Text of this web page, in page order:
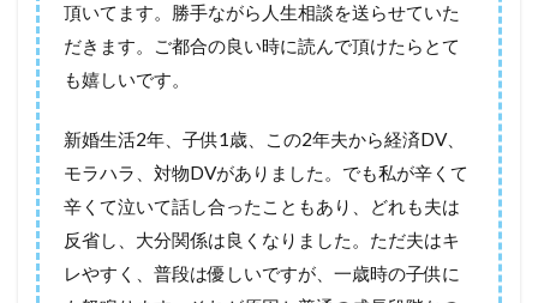
頂いてます。勝手ながら人生相談を送らせていた
だきます。ご都合の良い時に読んで頂けたらとて
も嬉しいです。
新婚生活2年、子供1歳、この2年夫から経済DV、
モラハラ、対物DVがありました。でも私が辛くて
辛くて泣いて話し合ったこともあり、どれも夫は
反省し、大分関係は良くなりました。ただ夫はキ
レやすく、普段は優しいですが、一歳時の子供に